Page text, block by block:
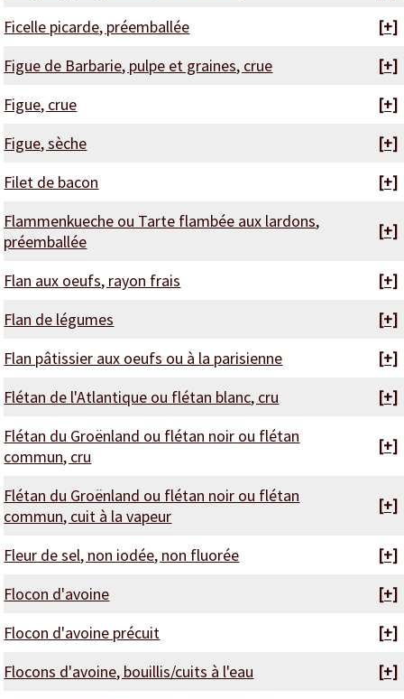
Ficelle picarde, préemballée
[+]
Figue de Barbarie, pulpe et graines, crue
[+]
Figue, crue
[+]
Figue, sèche
[+]
Filet de bacon
[+]
Flammenkueche ou Tarte flambée aux lardons,
préemballée
[+]
Flan aux oeufs, rayon frais
[+]
Flan de légumes
[+]
Flan pâtissier aux oeufs ou à la parisienne
[+]
Flétan de l'Atlantique ou flétan blanc, cru
[+]
Flétan du Groënland ou flétan noir ou flétan
commun, cru
[+]
Flétan du Groënland ou flétan noir ou flétan
commun, cuit à la vapeur
[+]
Fleur de sel, non iodée, non fluorée
[+]
Flocon d'avoine
[+]
Flocon d'avoine précuit
[+]
Flocons d'avoine, bouillis/cuits à l'eau
[+]